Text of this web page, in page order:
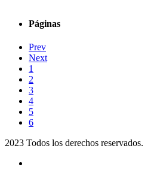
Páginas
Prev
Next
1
2
3
4
5
6
2023 Todos los derechos reservados.